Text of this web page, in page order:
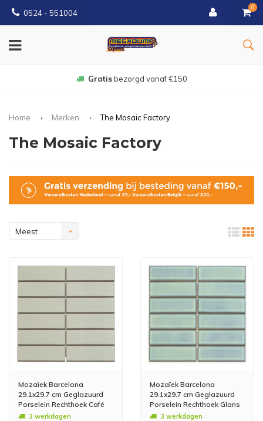
0524 - 551004
0
Gratisbezorgd vanaf €150
Home Merken The Mosaic Factory
The Mosaic Factory
Meest
Mozaïek Barcelona
29.1x29.7 cm Geglazuurd
Porselein Rechthoek Café
Latte (Prijs per 0,86 M2)
3 werkdagen
Mozaïek Barcelona
29.1x29.7 cm Geglazuurd
Porselein Rechthoek Glans
Turquoise (Prijs Per 0,86
3 werkdagen